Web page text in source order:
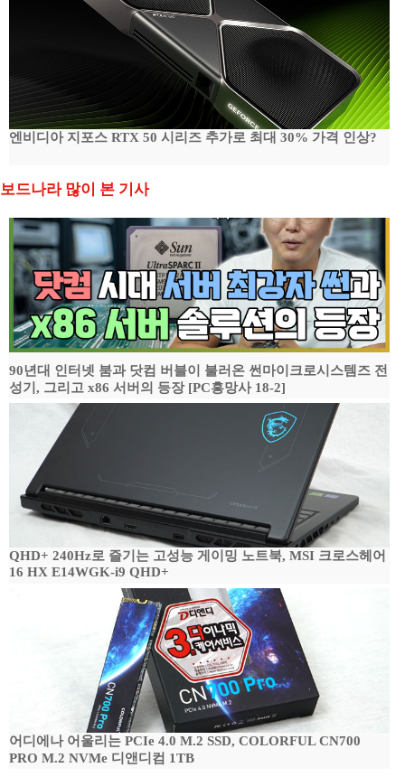
엔비디아 지포스 RTX 50 시리즈 추가로 최대 30% 가격 인상?
보드나라 많이 본 기사
90년대 인터넷 붐과 닷컴 버블이 불러온 썬마이크로시스템즈 전
성기, 그리고 x86 서버의 등장 [PC흥망사 18-2]
QHD+ 240Hz로 즐기는 고성능 게이밍 노트북, MSI 크로스헤어
16 HX E14WGK-i9 QHD+
어디에나 어울리는 PCIe 4.0 M.2 SSD, COLORFUL CN700
PRO M.2 NVMe 디앤디컴 1TB